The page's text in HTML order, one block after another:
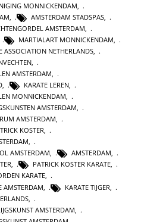
MONNICKENDAM
AMSTERDAM STADSPAS
AMSTERDAM
MARTIALART MONNICKENDAM
ASSOCIATION NETHERLANDS
AMSTERDAM
KARATE LEREN
MONNICKENDAM,
AMSTERDAM,
AMSTERDAM,
KOSTER,
,
AMSTERDAM, AMSTERDAM,
, PATRICK KOSTER KARATE,
KARATE,
AMSTERDAM
KARATE TIJGER
AMSTERDAM